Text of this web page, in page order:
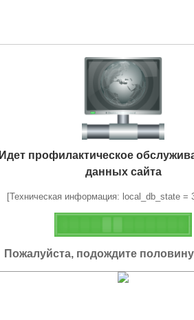
Идет профилактическое
данных сайта
[Техническая информация: local_db_state =
Пожалуйста, подождите